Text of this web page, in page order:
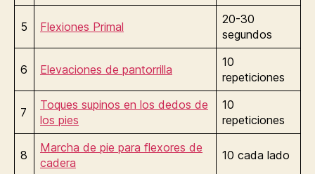
5 Flexiones Primal
20-30
segundos
6 Elevaciones de pantorrilla
10
repeticiones
7
Toques supinos en los dedos de
los pies
10
repeticiones
8
Marcha de pie para flexores de
cadera
10 cada lado